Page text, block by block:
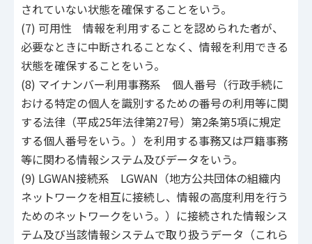
されていない状態を確保することをいう。
(7) 可用性 情報を利用することを認められた者が、
必要なときに中断されることなく、情報を利用できる
状態を確保することをいう。
(8) マイナンバー利用事務系 個人番号（行政手続に
おける特定の個人を識別するための番号の利用等に関
する法律（平成25年法律第27号）第2条第5項に規定
する個人番号をいう。）を利用する事務又は戸籍事務
等に関わる情報システム及びデータをいう。
(9) LGWAN接続系 LGWAN（地方公共団体の組織内
ネットワークを相互に接続し、情報の高度利用を行う
ためのネットワークをいう。）に接続された情報シス
テム及び当該情報システムで取り扱うデータ（これら